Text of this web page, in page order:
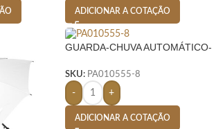
ADICIONAR A COTAÇÃO
GUARDA-CHUVA AUTOMÁTICO-
SKU: PA010555-8
- +
ADICIONAR A COTAÇÃO